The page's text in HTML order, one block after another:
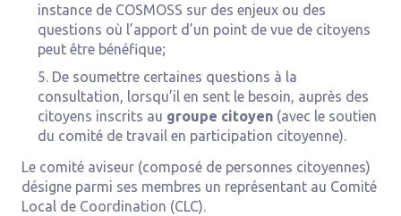
instance de COSMOSS sur des enjeux ou des
questions où l’apport d’un point de vue de citoyens
peut être bénéfique;
De soumettre certaines questions à la
consultation, lorsqu’il en sent le besoin, auprès des
citoyens inscrits au groupe citoyen(avec le soutien
du comité de travail en participation citoyenne).
Le comité aviseur (composé de personnes citoyennes)
désigne parmi ses membres un représentant au Comité
Local de Coordination (CLC).